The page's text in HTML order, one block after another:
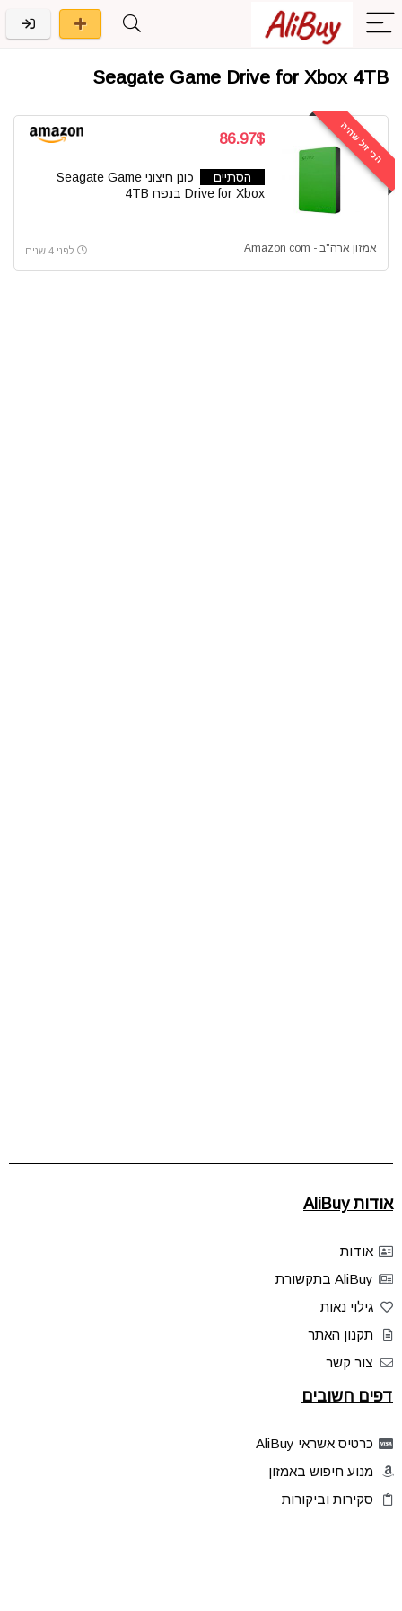
Seagate Game Drive for Xbox 4TB
הכי זול שהיה 86.97$
הסתיים
כונן חיצוני Seagate Game
Drive for Xbox בנפח 4TB
אמזון ארה"ב - Amazon com לפני 4 שנים
אודות AliBuy
אודות
AliBuy בתקשורת
גילוי נאות
תקנון האתר
צור קשר
דפים חשובים
כרטיס אשראי AliBuy
מנוע חיפוש באמזון
סקירות וביקורות